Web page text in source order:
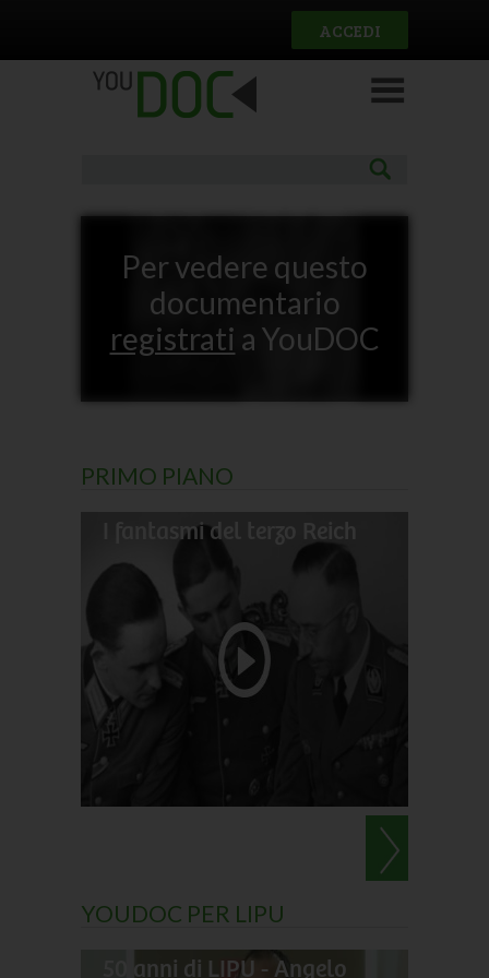
ACCEDI
Per vedere questo
documentario
registrati a YouDOC
PRIMO PIANO
I fantasmi del terzo Reich
YOUDOC PER LIPU
50 anni di LIPU - Angelo